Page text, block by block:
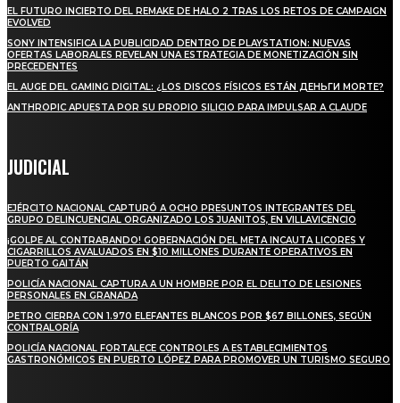
EL FUTURO INCIERTO DEL REMAKE DE HALO 2 TRAS LOS RETOS DE CAMPAIGN
EVOLVED
SONY INTENSIFICA LA PUBLICIDAD DENTRO DE PLAYSTATION: NUEVAS
OFERTAS LABORALES REVELAN UNA ESTRATEGIA DE MONETIZACIÓN SIN
PRECEDENTES
EL AUGE DEL GAMING DIGITAL: ¿LOS DISCOS FÍSICOS ESTÁN ДЕНЬГИ MORTE?
ANTHROPIC APUESTA POR SU PROPIO SILICIO PARA IMPULSAR A CLAUDE
JUDICIAL
EJÉRCITO NACIONAL CAPTURÓ A OCHO PRESUNTOS INTEGRANTES DEL
GRUPO DELINCUENCIAL ORGANIZADO LOS JUANITOS, EN VILLAVICENCIO
¡GOLPE AL CONTRABANDO! GOBERNACIÓN DEL META INCAUTA LICORES Y
CIGARRILLOS AVALUADOS EN $10 MILLONES DURANTE OPERATIVOS EN
PUERTO GAITÁN
POLICÍA NACIONAL CAPTURA A UN HOMBRE POR EL DELITO DE LESIONES
PERSONALES EN GRANADA
PETRO CIERRA CON 1.970 ELEFANTES BLANCOS POR $67 BILLONES, SEGÚN
CONTRALORÍA
POLICÍA NACIONAL FORTALECE CONTROLES A ESTABLECIMIENTOS
GASTRONÓMICOS EN PUERTO LÓPEZ PARA PROMOVER UN TURISMO SEGURO